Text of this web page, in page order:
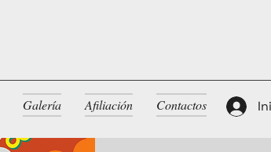
Galería Afiliación Contactos